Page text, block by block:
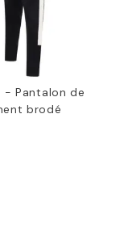
- Pantalon de
brodé